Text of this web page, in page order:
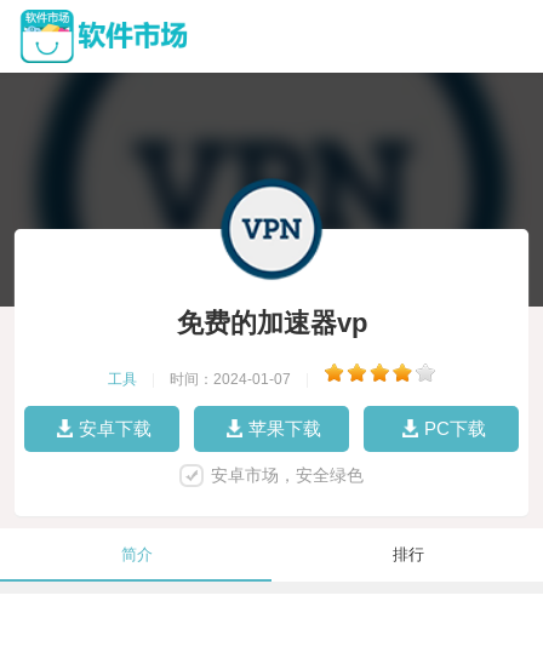
免费的加速器vp
工具 时间：2024-01-07
安卓下载 苹果下载 PC下载
安卓市场，安全绿色
简介 排行